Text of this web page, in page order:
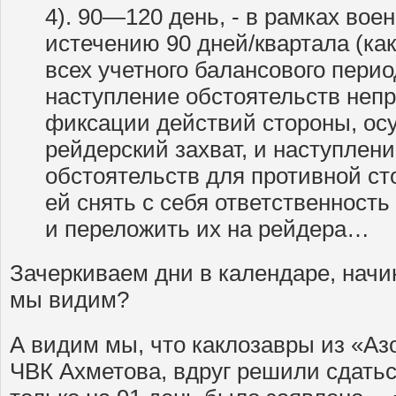
4). 90—120 день, - в рамках
истечению 90 дней/квартала
всех учетного балансового
наступление обстоятельств
фиксации действий стороны,
рейдерский захват, и
обстоятельств для противной
ей снять с себя
и переложить их на рейдера…
Зачеркиваем дни в календаре,
мы видим?
А видим мы, что каклозавры из
ЧВК Ахметова, вдруг решили